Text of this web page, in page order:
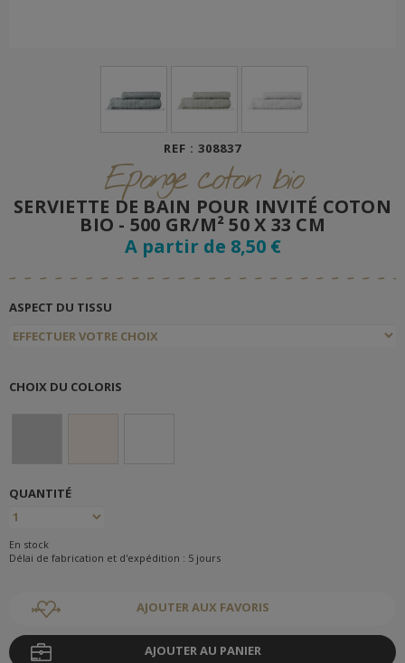
REF : 308837
Eponge coton bio
SERVIETTE DE BAIN POUR INVITÉ COTON
BIO - 500 GR/M² 50 X 33 CM
A partir de 8,50 €
ASPECT DU TISSU
CHOIX DU COLORIS
QUANTITÉ
En stock
Délai de fabrication et d'expédition : 5 jours
AJOUTER AUX FAVORIS
AJOUTER AU PANIER